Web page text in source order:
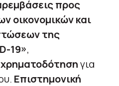
προς
οικονομικών και
της
19»,
χρηματοδότησηγια
Επιστημονική